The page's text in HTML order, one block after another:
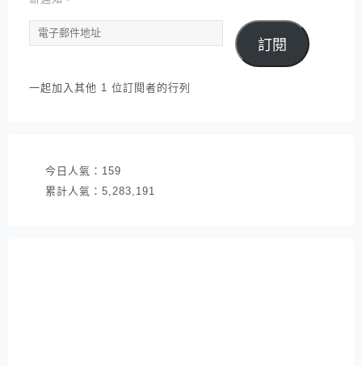
電
子
件
訂閱
一起加入其他 1 位訂閱者的行列
今日人氣： 159
累計人氣： 5,283,191